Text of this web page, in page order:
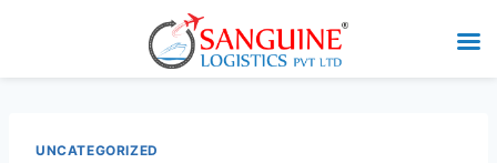
UNCATEGORIZED